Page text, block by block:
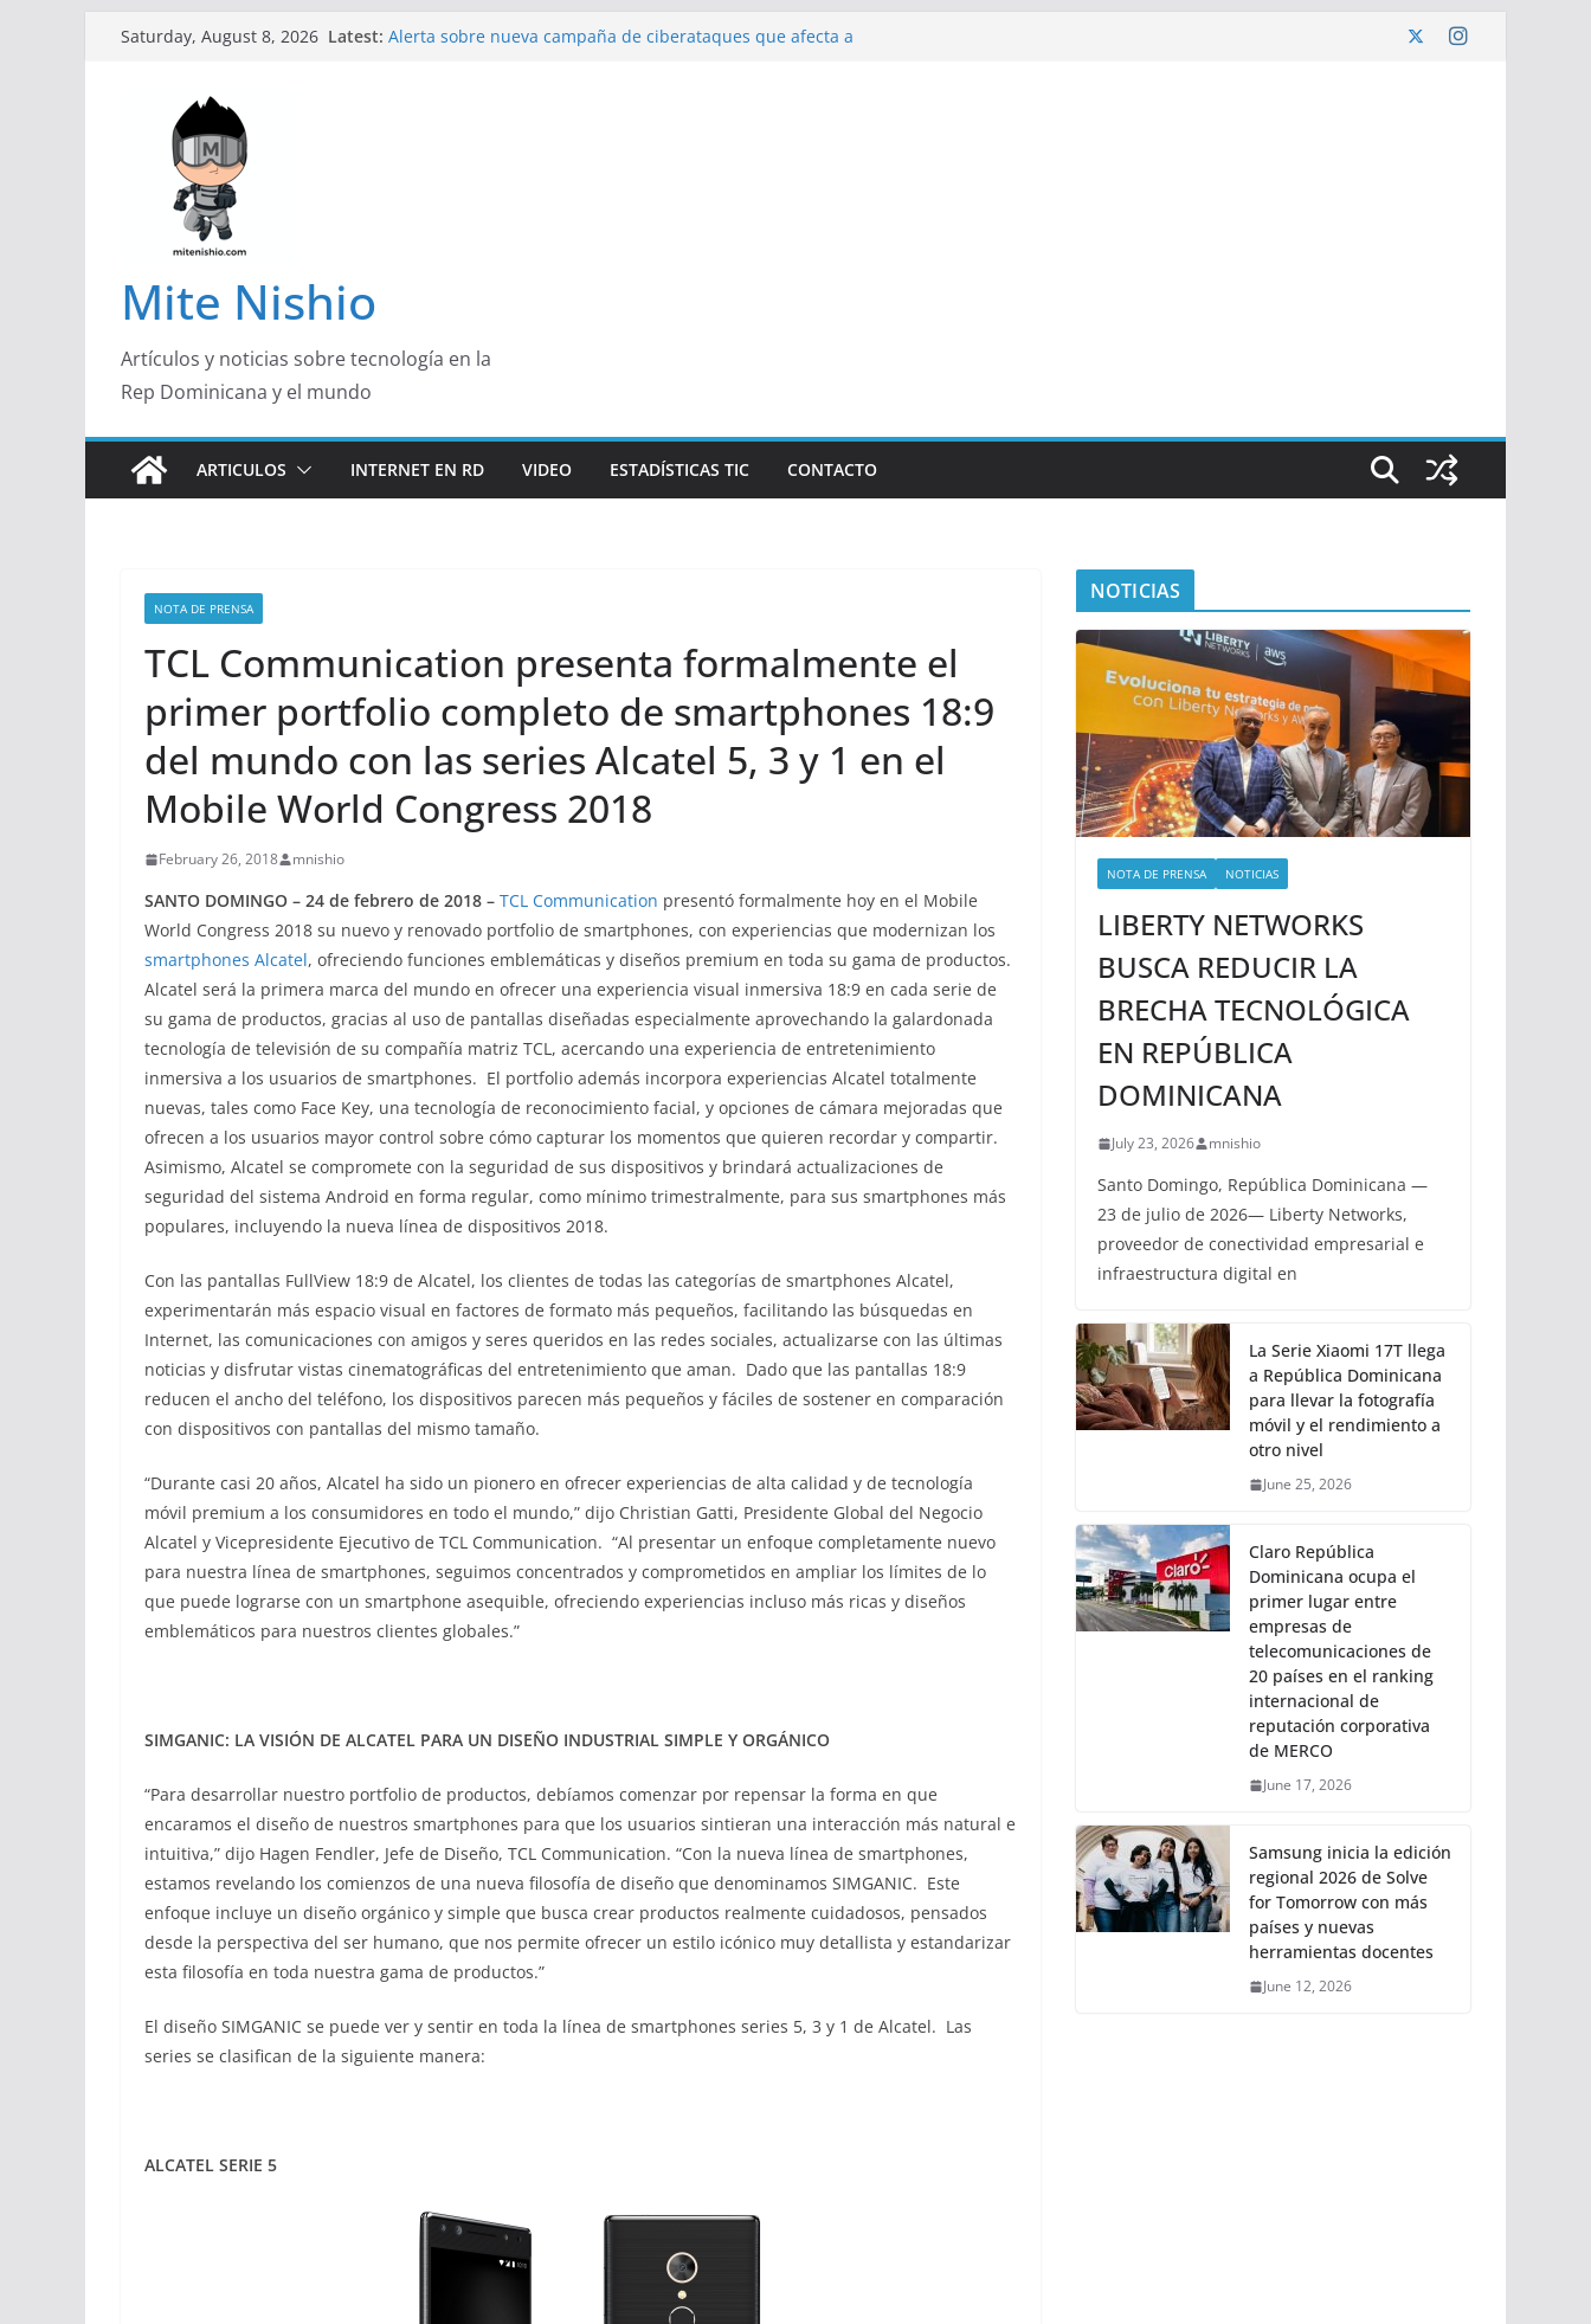
Saturday, August 8, 2026 Latest: Alerta sobre nueva campaña de ciberataques que afecta a
Mite Nishio
Artículos y noticias sobre tecnología en la
Rep Dominicana y el mundo
ARTICULOS INTERNET EN RD VIDEO ESTADÍSTICAS TIC CONTACTO
NOTA DE PRENSA
TCL Communication presenta formalmente el
primer portfolio completo de smartphones 18:9
del mundo con las series Alcatel 5, 3 y 1 en el
Mobile World Congress 2018
February 26, 2018 mnishio
SANTO DOMINGO – 24 de febrero de 2018 – TCL Communication presentó formalmente hoy en el Mobile
World Congress 2018 su nuevo y renovado portfolio de smartphones, con experiencias que modernizan los
smartphones Alcatel, ofreciendo funciones emblemáticas y diseños premium en toda su gama de productos.
Alcatel será la primera marca del mundo en ofrecer una experiencia visual inmersiva 18:9 en cada serie de
su gama de productos, gracias al uso de pantallas diseñadas especialmente aprovechando la galardonada
tecnología de televisión de su compañía matriz TCL, acercando una experiencia de entretenimiento
inmersiva a los usuarios de smartphones. El portfolio además incorpora experiencias Alcatel totalmente
nuevas, tales como Face Key, una tecnología de reconocimiento facial, y opciones de cámara mejoradas que
ofrecen a los usuarios mayor control sobre cómo capturar los momentos que quieren recordar y compartir.
Asimismo, Alcatel se compromete con la seguridad de sus dispositivos y brindará actualizaciones de
seguridad del sistema Android en forma regular, como mínimo trimestralmente, para sus smartphones más
populares, incluyendo la nueva línea de dispositivos 2018.
Con las pantallas FullView 18:9 de Alcatel, los clientes de todas las categorías de smartphones Alcatel,
experimentarán más espacio visual en factores de formato más pequeños, facilitando las búsquedas en
Internet, las comunicaciones con amigos y seres queridos en las redes sociales, actualizarse con las últimas
noticias y disfrutar vistas cinematográficas del entretenimiento que aman. Dado que las pantallas 18:9
reducen el ancho del teléfono, los dispositivos parecen más pequeños y fáciles de sostener en comparación
con dispositivos con pantallas del mismo tamaño.
“Durante casi 20 años, Alcatel ha sido un pionero en ofrecer experiencias de alta calidad y de tecnología
móvil premium a los consumidores en todo el mundo,” dijo Christian Gatti, Presidente Global del Negocio
Alcatel y Vicepresidente Ejecutivo de TCL Communication. “Al presentar un enfoque completamente nuevo
para nuestra línea de smartphones, seguimos concentrados y comprometidos en ampliar los límites de lo
que puede lograrse con un smartphone asequible, ofreciendo experiencias incluso más ricas y diseños
emblemáticos para nuestros clientes globales.”
SIMGANIC: LA VISIÓN DE ALCATEL PARA UN DISEÑO INDUSTRIAL SIMPLE Y ORGÁNICO
“Para desarrollar nuestro portfolio de productos, debíamos comenzar por repensar la forma en que
encaramos el diseño de nuestros smartphones para que los usuarios sintieran una interacción más natural e
intuitiva,” dijo Hagen Fendler, Jefe de Diseño, TCL Communication. “Con la nueva línea de smartphones,
estamos revelando los comienzos de una nueva filosofía de diseño que denominamos SIMGANIC. Este
enfoque incluye un diseño orgánico y simple que busca crear productos realmente cuidadosos, pensados
desde la perspectiva del ser humano, que nos permite ofrecer un estilo icónico muy detallista y estandarizar
esta filosofía en toda nuestra gama de productos.”
El diseño SIMGANIC se puede ver y sentir en toda la línea de smartphones series 5, 3 y 1 de Alcatel. Las
series se clasifican de la siguiente manera:
ALCATEL SERIE 5
NOTICIAS
NOTA DE PRENSA NOTICIAS
LIBERTY NETWORKS
BUSCA REDUCIR LA
BRECHA TECNOLÓGICA
EN REPÚBLICA
DOMINICANA
July 23, 2026 mnishio
Santo Domingo, República Dominicana —
23 de julio de 2026— Liberty Networks,
proveedor de conectividad empresarial e
infraestructura digital en
La Serie Xiaomi 17T llega
a República Dominicana
para llevar la fotografía
móvil y el rendimiento a
otro nivel
June 25, 2026
Claro República
Dominicana ocupa el
primer lugar entre
empresas de
telecomunicaciones de
20 países en el ranking
internacional de
reputación corporativa
de MERCO
June 17, 2026
Samsung inicia la edición
regional 2026 de Solve
for Tomorrow con más
países y nuevas
herramientas docentes
June 12, 2026